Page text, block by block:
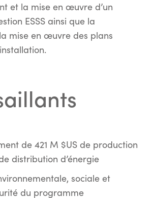
et la mise en œuvre d’un
ESSS ainsi que la
mise en œuvre des plans
de 421 M $US de production
distribution d’énergie
sociale et
du programme